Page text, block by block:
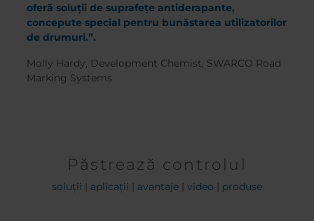
oferă soluții de suprafețe antiderapante,
concepute special pentru bunăstarea utilizatorilor
de drumuri.”.
Molly Hardy, Development Chemist, SWARCO Road
Marking Systems
Păstrează controlul
soluții | aplicații | avantaje | video | produse